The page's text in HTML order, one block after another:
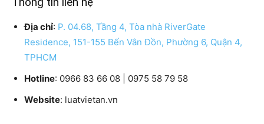
Địa chỉ: P. 04.68, Tầng 4, Tòa nhà RiverGate
Residence, 151-155 Bến Vân Đồn, Phường 6, Quận 4,
TPHCM
Hotline: 0966 83 66 08 | 0975 58 79 58
Website: luatvietan.vn